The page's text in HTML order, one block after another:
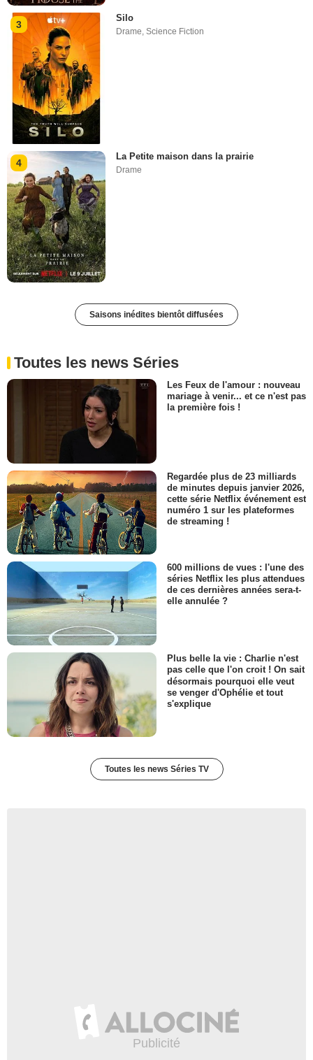
3
Silo
Drame ,Science Fiction
4
La Petite maison dans la prairie
Drame
Saisons inédites bientôt diffusées
Toutes les news Séries
Les Feux de l'amour : nouveau
mariage à venir... et ce n'est pas
la première fois !
Regardée plus de 23 milliards
de minutes depuis janvier 2026,
cette série Netflix événement est
numéro 1 sur les plateformes
de streaming !
600 millions de vues : l'une des
séries Netflix les plus attendues
de ces dernières années sera-t-
elle annulée ?
Plus belle la vie : Charlie n'est
pas celle que l'on croit ! On sait
désormais pourquoi elle veut
se venger d'Ophélie et tout
s'explique
Toutes les news Séries TV